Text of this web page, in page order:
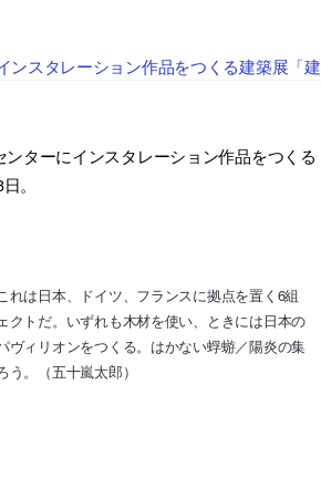
ンスタレーション作品をつくる建築展「建
ンターにインスタレーション作品をつくる
。
は日本、ドイツ、フランスに拠点を置く6組
トだ。いずれも木材を使い、ときには日本の
ィリオンをつくる。はかない蜉蝣／陽炎の集
。（五十嵐太郎）